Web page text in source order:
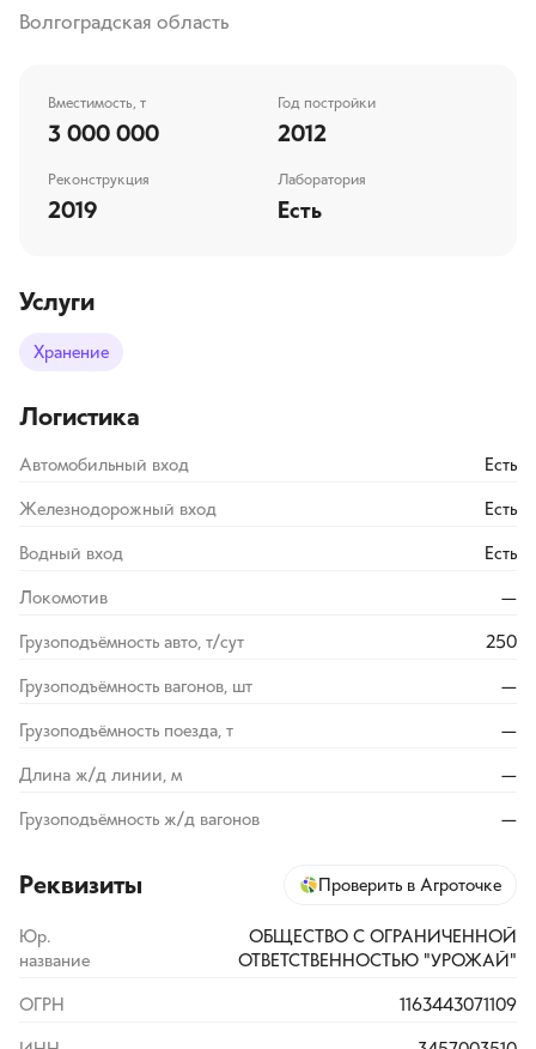
Волгоградская область
Вместимость, т
3 000 000
Год постройки
2012
Реконструкция
2019
Лаборатория
Есть
Услуги
Хранение
Логистика
Автомобильный вход Есть
Железнодорожный вход Есть
Водный вход Есть
Локомотив —
Грузоподъёмность авто, т/сут 250
Грузоподъёмность вагонов, шт —
Грузоподъёмность поезда, т —
Длина ж/д линии, м —
Грузоподъёмность ж/д вагонов —
Реквизиты Проверить в Агроточке
Юр.
название
ОБЩЕСТВО С ОГРАНИЧЕННОЙ
ОТВЕТСТВЕННОСТЬЮ "УРОЖАЙ"
ОГРН 1163443071109